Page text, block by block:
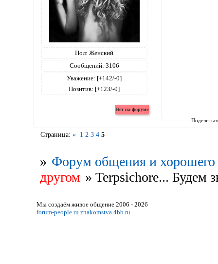
Пол: Женский
Сообщений: 3106
Уважение: [+142/-0]
Позитив: [+123/-0]
Страница: « 1 2 3 4 5
» Форум общения и хорошего
другом » Terpsichore... Будем
Мы создаём живое общение 2006 - 2026
forum-people.ru znakomstva.4bb.ru